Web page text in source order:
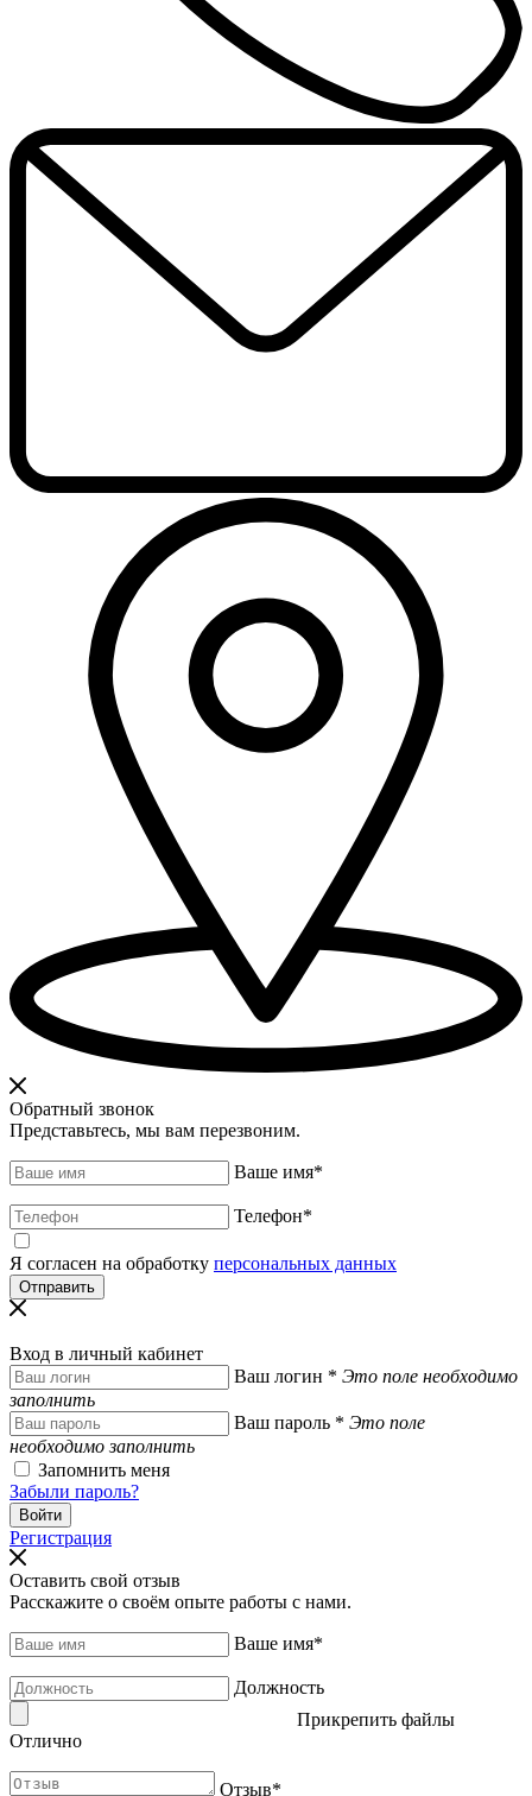
Обратный звонок
Представьтесь, мы вам перезвоним.
Ваше имя*
Телефон*
Я согласен на обработку персональных данных
Вход в личный кабинет
Ваш логин * Это поле необходимо
заполнить
Ваш пароль * Это поле
необходимо заполнить
Запомнить меня
Забыли пароль?
Регистрация
Оставить свой отзыв
Расскажите о своём опыте работы с нами.
Ваше имя*
Должность
Прикрепить файлы
Отлично
Отзыв*